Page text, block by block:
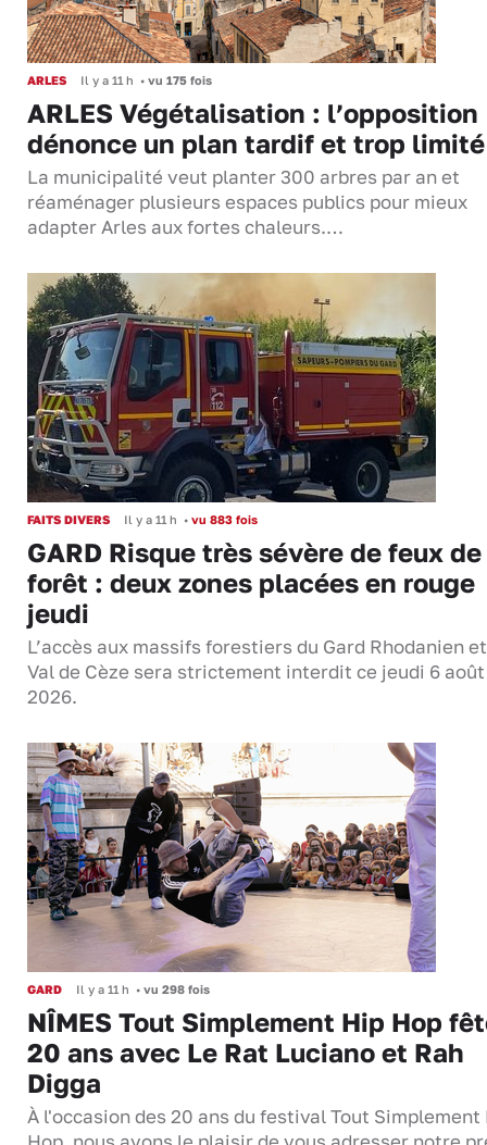
ARLES Il y a 11 h • vu 175 fois
ARLES Végétalisation : l’opposition
dénonce un plan tardif et trop limité
La municipalité veut planter 300 arbres par an et
réaménager plusieurs espaces publics pour mieux
adapter Arles aux fortes chaleurs.…
FAITS DIVERS Il y a 11 h • vu 883 fois
GARD Risque très sévère de feux de
forêt : deux zones placées en rouge
jeudi
L’accès aux massifs forestiers du Gard Rhodanien
Val de Cèze sera strictement interdit ce jeudi 6 août
2026.
GARD Il y a 11 h • vu 298 fois
NÎMES Tout Simplement Hip Hop
20 ans avec Le Rat Luciano et Rah
Digga
À l'occasion des 20 ans du festival Tout Simplement